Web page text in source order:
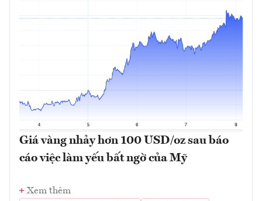
Giá vàng nhảy hơn 100 USD/oz sau báo
cáo việc làm yếu bất ngờ của Mỹ
Xem thêm